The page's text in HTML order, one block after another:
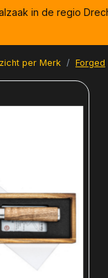
in de regio
per Merk Forged